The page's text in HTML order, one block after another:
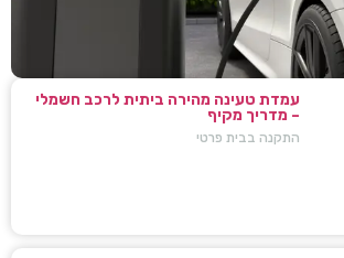
עמדת טעינה מהירה ביתית לרכב חשמלי
– מדריך מקיף
התקנה בבית פרטי